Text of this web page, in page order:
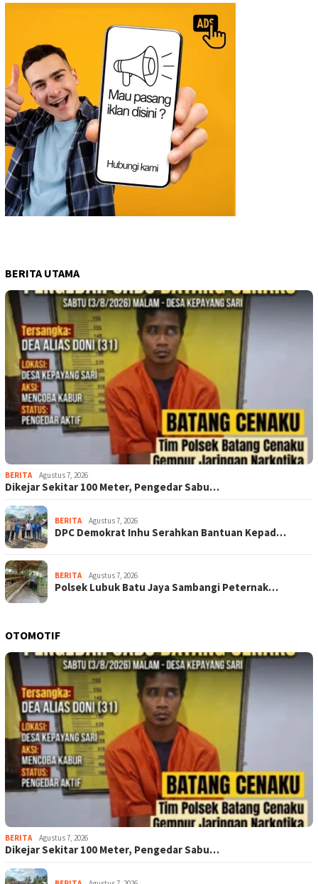
BERITA UTAMA
BERITA Agustus 7, 2026
Dikejar Sekitar 100 Meter, Pengedar Sabu…
BERITA Agustus 7, 2026
DPC Demokrat Inhu Serahkan Bantuan Kepad…
BERITA Agustus 7, 2026
Polsek Lubuk Batu Jaya Sambangi Peternak…
OTOMOTIF
BERITA Agustus 7, 2026
Dikejar Sekitar 100 Meter, Pengedar Sabu…